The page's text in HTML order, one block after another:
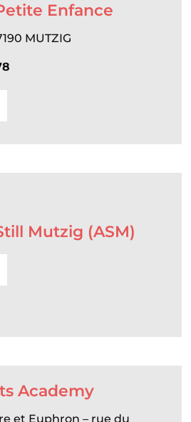
Enfance
MUTZIG
Mutzig (ASM)
Academy
et Euphron – rue du